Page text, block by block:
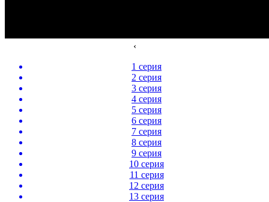
‹
1 серия
2 серия
3 серия
4 серия
5 серия
6 серия
7 серия
8 серия
9 серия
10 серия
11 серия
12 серия
13 серия